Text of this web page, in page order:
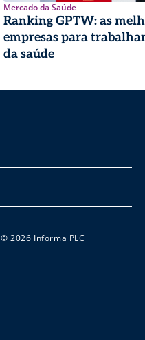
Mercado da Saúde
Ranking GPTW: as
empresas para
da saúde
© 2026 Informa PLC